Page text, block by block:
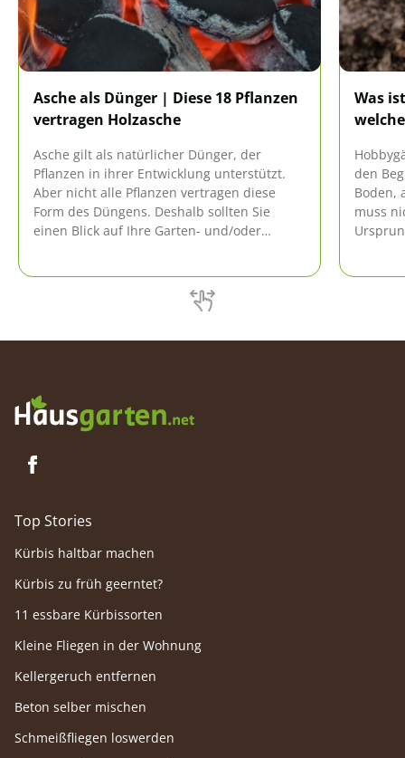
Asche als Dünger | Diese 18 Pflanzen
vertragen Holzasche
Asche gilt als natürlicher Dünger, der
Pflanzen in ihrer Entwicklung unterstützt.
Aber nicht alle Pflanzen vertragen diese
Form des Düngens. Deshalb sollten Sie
einen Blick auf Ihre Garten- und/oder
Was
den
Boden,
muss
Top Stories
Kürbis haltbar machen
Kürbis zu früh geerntet?
11 essbare Kürbissorten
Kleine Fliegen in der Wohnung
Kellergeruch entfernen
Beton selber mischen
Schmeißfliegen loswerden